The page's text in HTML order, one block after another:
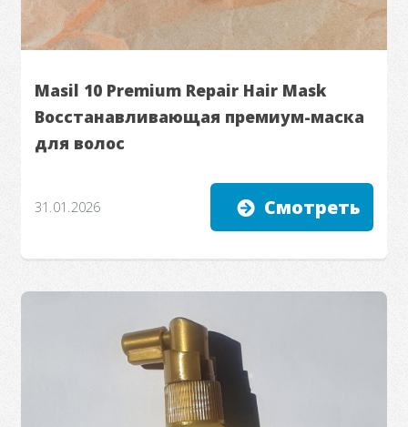
Masil 10 Premium Repair Hair Mask
Восстанавливающая премиум-маска
для волос
31.01.2026 Смотреть